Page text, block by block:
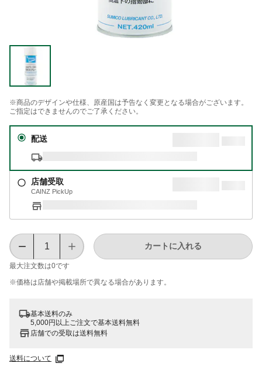
※商品のデザインや仕様、原産国は予告なく変更となる場合がございます。
ご指定はできませんのでご了承ください。
配送
店舗受取
CAINZ PickUp
最大注文数は0です
カートに入れる
※価格は​店舗や​掲載場所で​異なる​場合が​あります。
基本送料のみ
5,000円以上ご注文で基本送料無料
店舗での受取は送料無料
送料について